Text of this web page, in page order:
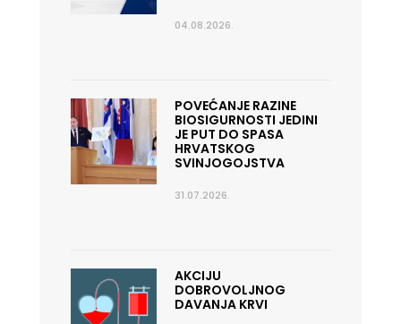
04.08.2026.
POVEĆANJE RAZINE
BIOSIGURNOSTI JEDINI
JE PUT DO SPASA
HRVATSKOG
SVINJOGOJSTVA
31.07.2026.
AKCIJU
DOBROVOLJNOG
DAVANJA KRVI